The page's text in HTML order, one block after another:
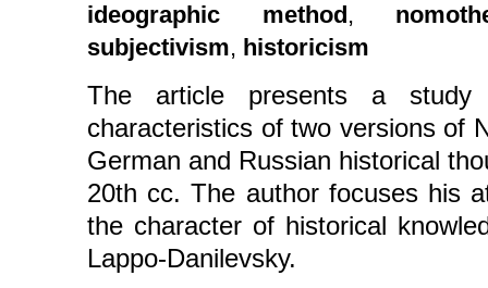
ideographic method,
subjectivism, historicism
The article presents a
characteristics of two versions of
German and Russian historical
20th cc. The author focuses his
the character of historical
Lappo-Danilevsky.